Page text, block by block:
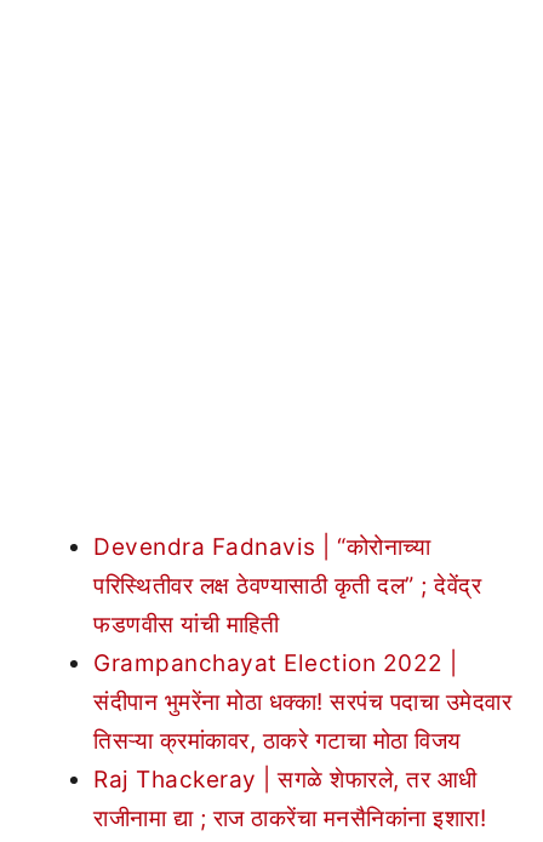
Devendra Fadnavis | “कोरोनाच्या
परिस्थितीवर लक्ष ठेवण्यासाठी कृती दल” ; देवेंद्र
फडणवीस यांची माहिती
Grampanchayat Election 2022 |
संदीपान भुमरेंना मोठा धक्का! सरपंच पदाचा उमेदवार
तिसऱ्या क्रमांकावर, ठाकरे गटाचा मोठा विजय
Raj Thackeray | सगळे शेफारले, तर आधी
राजीनामा द्या ; राज ठाकरेंचा मनसैनिकांना इशारा!